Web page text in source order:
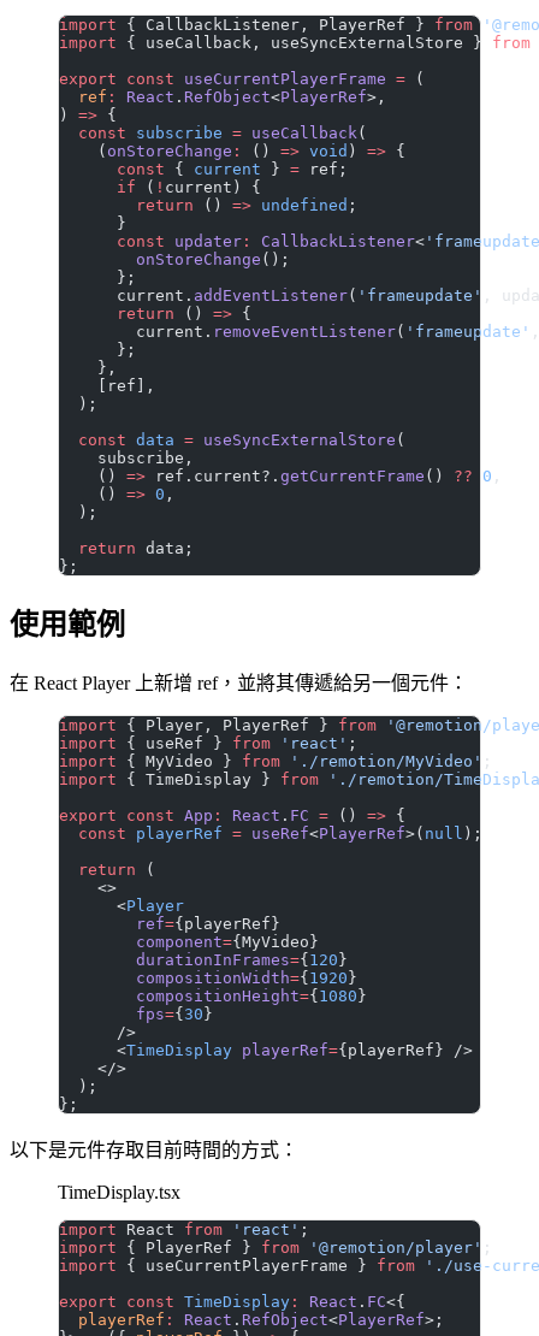
import { CallbackListener, PlayerRef } from
import { useCallback, useSyncExternalStore } from
export const useCurrentPlayerFrame = (
  ref
: React . RefObject<PlayerRef>,
) => {
  const
subscribe = useCallback(
    (
onStoreChange : () => void ) => {
      const
{ current } = ref;
      if
( ! current) {
        return
() => undefined ;
      }
      const
updater : CallbackListener<
        onStoreChange
();
      };
      current.
addEventListener( 'frameupdate' ,
      return
() => {
        current.
removeEventListener( 'frameupdate'
      };
    },
    [ref],
  );
  const
data = useSyncExternalStore (
    subscribe,
    ()
=> ref.current?. getCurrentFrame () ?? 0 ,
    ()
=> 0 ,
  );
  return
data;
};
使用範例
在 React Player 上新增 ref，並將其傳遞給另一個元件：
import { Player, PlayerRef } from '@remotion/
import { useRef } from 'react' ;
import { MyVideo } from './remotion/MyVideo' ;
import { TimeDisplay } from './remotion/
export const App : React . FC = () => {
  const
playerRef = useRef<PlayerRef>( null );
  return
(
    <>
      <
Player
        ref
={playerRef}
        component
={MyVideo}
        durationInFrames
={ 120 }
        compositionWidth
={ 1920 }
        compositionHeight
={ 1080 }
        fps
={ 30 }
      />
      <
TimeDisplay playerRef={playerRef} />
    </>
  );
};
以下是元件存取目前時間的方式：
TimeDisplay.tsx
import React from 'react' ;
import { PlayerRef } from '@remotion/player' ;
import { useCurrentPlayerFrame } from './use-
export const TimeDisplay : React . FC<{
  playerRef
: React . RefObject<PlayerRef>;